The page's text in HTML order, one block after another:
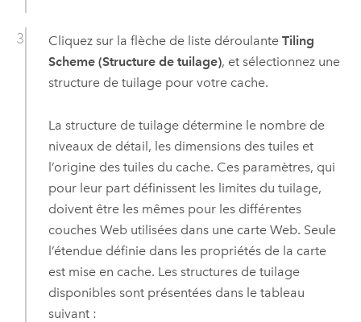
Cliquez sur la flèche de liste déroulante Tiling
Scheme (Structure de tuilage), et sélectionnez une
structure de tuilage pour votre cache.
La structure de tuilage détermine le nombre de
niveaux de détail, les dimensions des tuiles et
l’origine des tuiles du cache. Ces paramètres, qui
pour leur part définissent les limites du tuilage,
doivent être les mêmes pour les différentes
couches Web utilisées dans une carte Web. Seule
l’étendue définie dans les propriétés de la carte
est mise en cache. Les structures de tuilage
disponibles sont présentées dans le tableau
suivant :